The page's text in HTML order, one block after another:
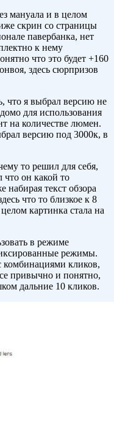
мануала и в целом
скрин со страницы
павербанка, нет
к нему
что это будет +160
здесь сюрпризов
что я выбрал версию не
для использования
на количестве люмен.
версию под 3000к, в
то решил для себя,
что он какой то
текст обзора
что то близкое к 8
картинка стала на
в режиме
режимы.
кликов,
привычно и понятно,
дальние 10 кликов.